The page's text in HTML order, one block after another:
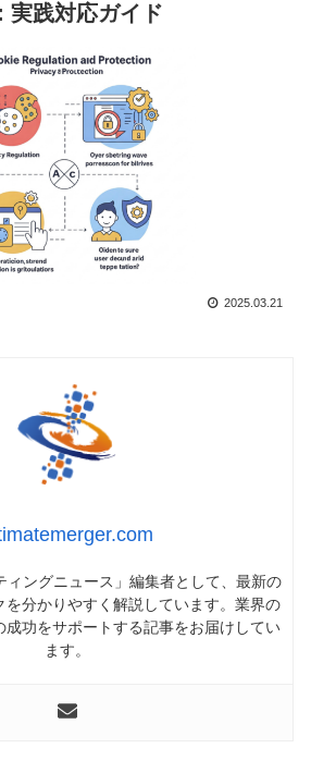
実践対応ガイド
2025.03.21
ィングニュース」編集者として、最新の
を分かりやすく解説しています。業界の
成功をサポートする記事をお届けしてい
ます。